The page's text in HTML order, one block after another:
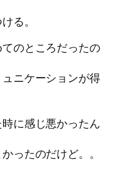
る。
のところだったの
ニケーションが得
に感じ悪かったん
ったのだけど。。